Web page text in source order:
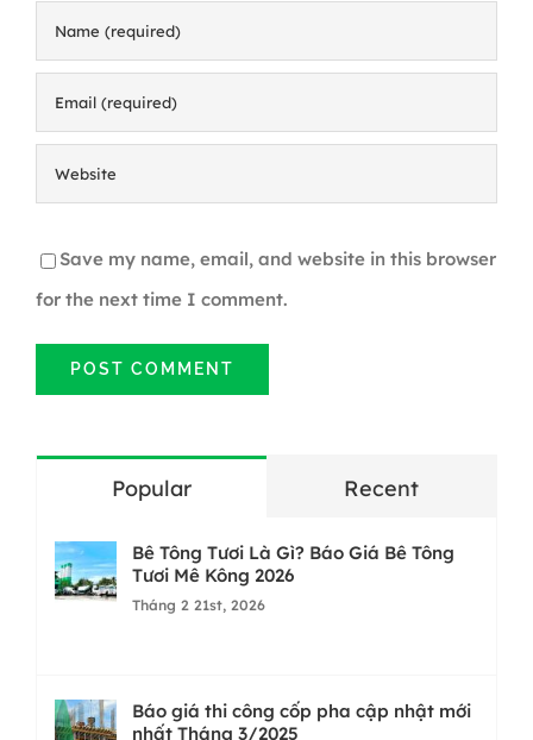
Save my name, email, and website in this browser
for the next time I comment.
Popular Recent
Bê Tông Tươi Là Gì? Báo Giá Bê Tông
Tươi Mê Kông 2026
Tháng 2 21st, 2026
Báo giá thi công cốp pha cập nhật mới
nhất Tháng 3/2025